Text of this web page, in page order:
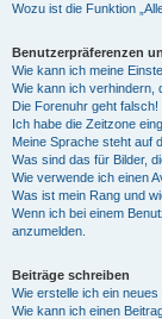
Wozu ist die Funktion
Benutzerpräferenzen
Wie kann ich meine
Wie kann ich verhindern,
Die Forenuhr geht falsch!
Ich habe die Zeitzone
Meine Sprache steht auf
Was sind das für Bilder,
Wie verwende ich einen
Was ist mein Rang und
Wenn ich bei einem
anzumelden.
Beiträge schreiben
Wie erstelle ich ein
Wie kann ich einen